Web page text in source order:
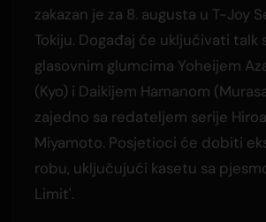
zakazan je za 8. augusta u T-Joy
Tokiju. Događaj će uključivati talk
glasovnim glumcima Yoheijem
(Kyo) i Daikijem Hamanom
zajedno sa redateljem serije
Miyamoto. Posjetioci će dobiti
robu, uključujući kasetu sa
Limit'.